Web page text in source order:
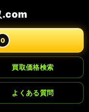
.com
0
買取価格検索
よくある質問